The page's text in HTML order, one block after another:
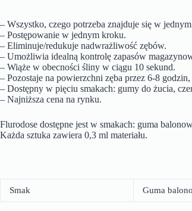
– Wszystko, czego potrzeba znajduje się w
– Postępowanie w jednym kroku.
– Eliminuje/redukuje nadwrażliwość zębów.
– Umożliwia idealną kontrolę zapasów
– Wiąże w obecności śliny w ciągu 10 sekund.
– Pozostaje na powierzchni zęba przez 6-8
– Dostępny w pięciu smakach: gumy do żucia,
– Najniższa cena na rynku.
Flurodose dostępne jest w smakach: guma
Każda sztuka zawiera 0,3 ml materiału.
Smak Guma